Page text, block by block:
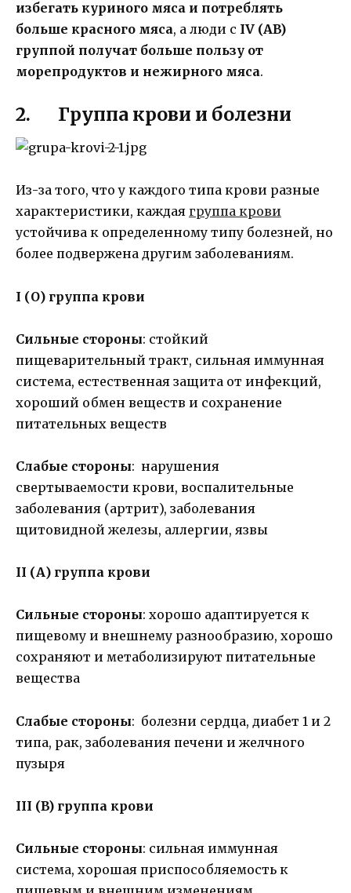
избегать куриного мяса и потреблять
больше красного мяса, а люди с IV (AB)
группой получат больше пользу от
морепродуктов и нежирного мяса.
2. Группа крови и болезни
Из-за того, что у каждого типа крови разные
характеристики, каждая группа крови
устойчива к определенному типу болезней, но
более подвержена другим заболеваниям.
I (О) группа крови
Сильные стороны: стойкий
пищеварительный тракт, сильная иммунная
система, естественная защита от инфекций,
хороший обмен веществ и сохранение
питательных веществ
Слабые стороны: нарушения
свертываемости крови, воспалительные
заболевания (артрит), заболевания
щитовидной железы, аллергии, язвы
II (А) группа крови
Сильные стороны: хорошо адаптируется к
пищевому и внешнему разнообразию, хорошо
сохраняют и метаболизируют питательные
вещества
Слабые стороны: болезни сердца, диабет 1 и 2
типа, рак, заболевания печени и желчного
пузыря
III (B) группа крови
Сильные стороны: сильная иммунная
система, хорошая приспособляемость к